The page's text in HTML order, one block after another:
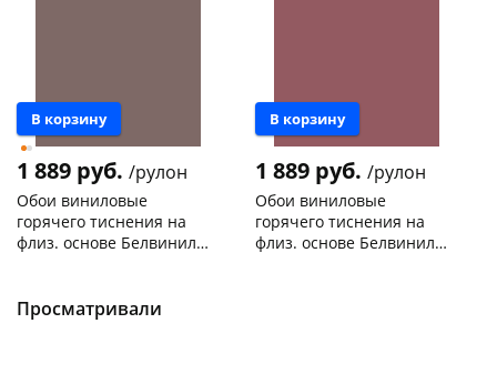
В корзину
1 889 руб. /рулон
Обои виниловые
горячего тиснения на
флиз. основе Белвинил
В корзину
1 889 руб. /рулон
Обои виниловые
горячего тиснения на
флиз. основе Белвинил
Просматривали